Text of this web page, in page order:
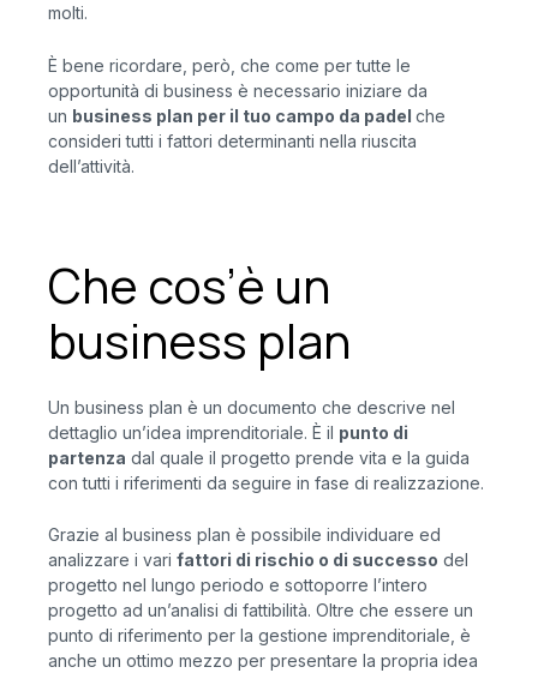
molti.
È bene ricordare, però, che come per tutte le
opportunità di business è necessario iniziare da
un business plan per il tuo campo da padel che
consideri tutti i fattori determinanti nella riuscita
dell’attività.
Che cos’è un
business plan
Un business plan è un documento che descrive nel
dettaglio un’idea imprenditoriale. È il punto di
partenza dal quale il progetto prende vita e la guida
con tutti i riferimenti da seguire in fase di realizzazione.
Grazie al business plan è possibile individuare ed
analizzare i vari fattori di rischio o di successo del
progetto nel lungo periodo e sottoporre l’intero
progetto ad un’analisi di fattibilità. Oltre che essere un
punto di riferimento per la gestione imprenditoriale, è
anche un ottimo mezzo per presentare la propria idea